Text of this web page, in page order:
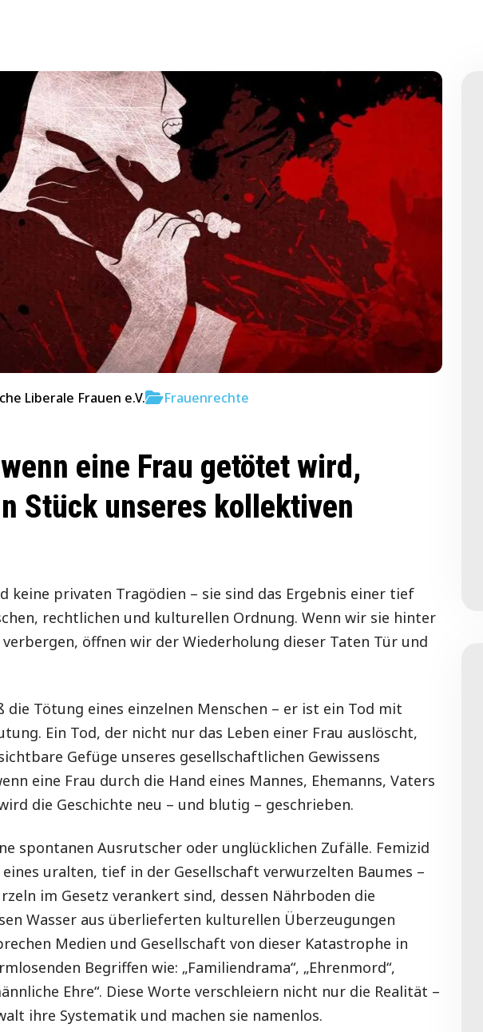
Liberale Frauen e.V. Frauenrechte
eine Frau getötet wird,
Stück unseres kollektiven
keine privaten Tragödien – sie sind das Ergebnis einer tief
rechtlichen und kulturellen Ordnung. Wenn wir sie hinter
verbergen, öffnen wir der Wiederholung dieser Taten Tür und
Tötung eines einzelnen Menschen – er ist ein Tod mit
Ein Tod, der nicht nur das Leben einer Frau auslöscht,
Gefüge unseres gesellschaftlichen Gewissens
eine Frau durch die Hand eines Mannes, Ehemanns, Vaters
die Geschichte neu – und blutig – geschrieben.
spontanen Ausrutscher oder unglücklichen Zufälle. Femizid
uralten, tief in der Gesellschaft verwurzelten Baumes –
im Gesetz verankert sind, dessen Nährboden die
Wasser aus überlieferten kulturellen Überzeugungen
Medien und Gesellschaft von dieser Katastrophe in
Begriffen wie: „Familiendrama“, „Ehrenmord“,
Ehre“. Diese Worte verschleiern nicht nur die Realität –
ihre Systematik und machen sie namenlos.